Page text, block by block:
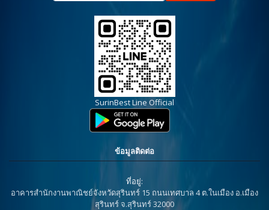
SurinBest Line Official
ข้อมูลติดต่อ
ที่อยู่:
อาคารสำนักงานพาณิชย์จังหวัดสุรินทร์ 15 ถนนเทศบาล 4 ต.ในเมือง อ.เมือง
สุรินทร์ จ.สุรินทร์ 32000